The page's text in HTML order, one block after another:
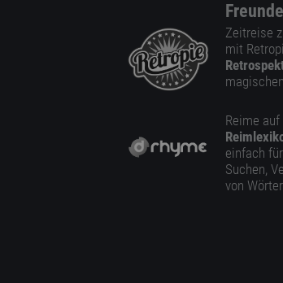
Zeitreise
mit
Reime
einfach
Suchen,
von